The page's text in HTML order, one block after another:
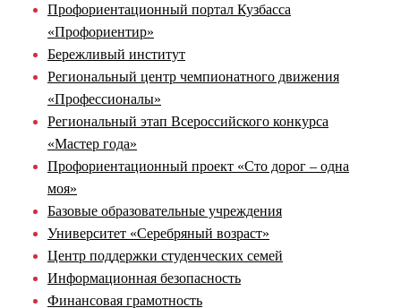
Профориентационный портал Кузбасса
«Профориентир»
Бережливый институт
Региональный центр чемпионатного движения
«Профессионалы»
Региональный этап Всероссийского конкурса
«Мастер года»
Профориентационный проект «Сто дорог – одна
моя»
Базовые образовательные учреждения
Университет «Серебряный возраст»
Центр поддержки студенческих семей
Информационная безопасность
Финансовая грамотность